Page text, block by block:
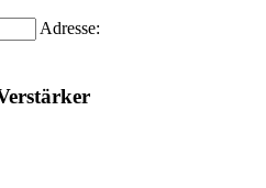
Adresse: